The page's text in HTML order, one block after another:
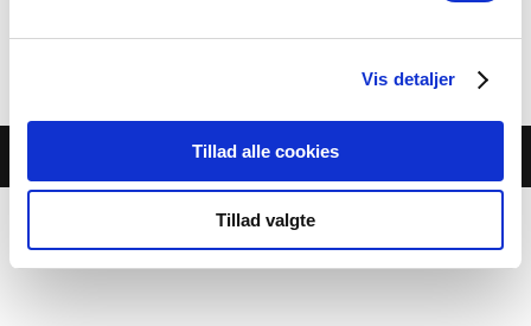
Vis detaljer
Tillad alle cookies
Tillad valgte
38.00 kr.
© Café Jambo |Cookie- og privatlivspolitik